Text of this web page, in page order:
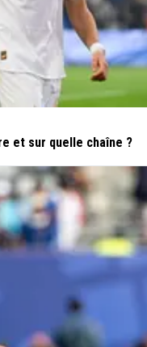
et sur quelle chaîne ?